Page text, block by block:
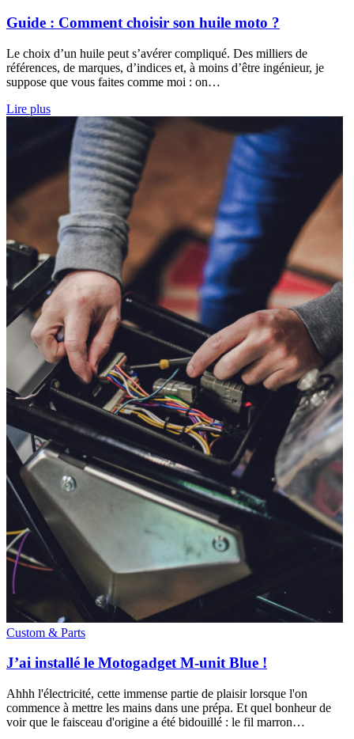
Guide : Comment choisir son huile moto ?
Le choix d’un huile peut s’avérer compliqué. Des milliers de
références, de marques, d’indices et, à moins d’être ingénieur, je
suppose que vous faites comme moi : on…
Lire plus
Custom & Parts
J’ai installé le Motogadget M-unit Blue !
Ahhh l'électricité, cette immense partie de plaisir lorsque l'on
commence à mettre les mains dans une prépa. Et quel bonheur de
voir que le faisceau d'origine a été bidouillé : le fil marron…